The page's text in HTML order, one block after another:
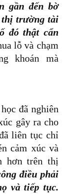
gần đến bờ
thị trường tài
đó thật cẩn
lỗ và chạm
khoán mà
đã nghiên
gây ra cho
liên tục chỉ
cảm xúc và
hơn trên thị
điều phải
và tiếp tục.